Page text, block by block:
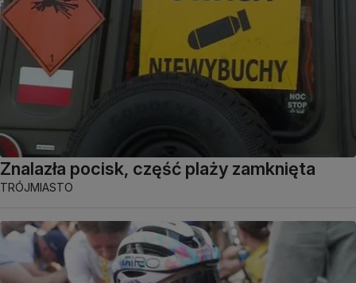
Znalazła pocisk, część plaży zamknięta
TRÓJMIASTO